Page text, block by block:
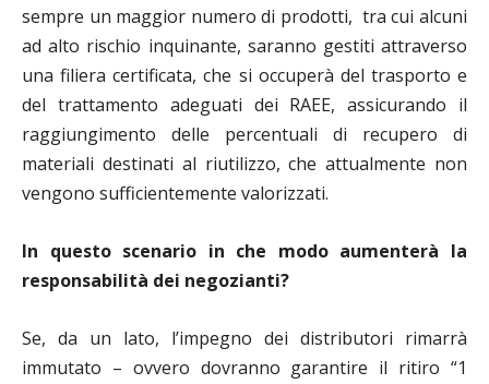
sempre un maggior numero di prodotti, tra cui alcuni
ad alto rischio inquinante, saranno gestiti attraverso
una filiera certificata, che si occuperà del trasporto e
del trattamento adeguati dei RAEE, assicurando il
raggiungimento delle percentuali di recupero di
materiali destinati al riutilizzo, che attualmente non
vengono sufficientemente valorizzati.
In questo scenario in che modo aumenterà la
responsabilità dei negozianti?
Se, da un lato, l’impegno dei distributori rimarrà
immutato – ovvero dovranno garantire il ritiro “1